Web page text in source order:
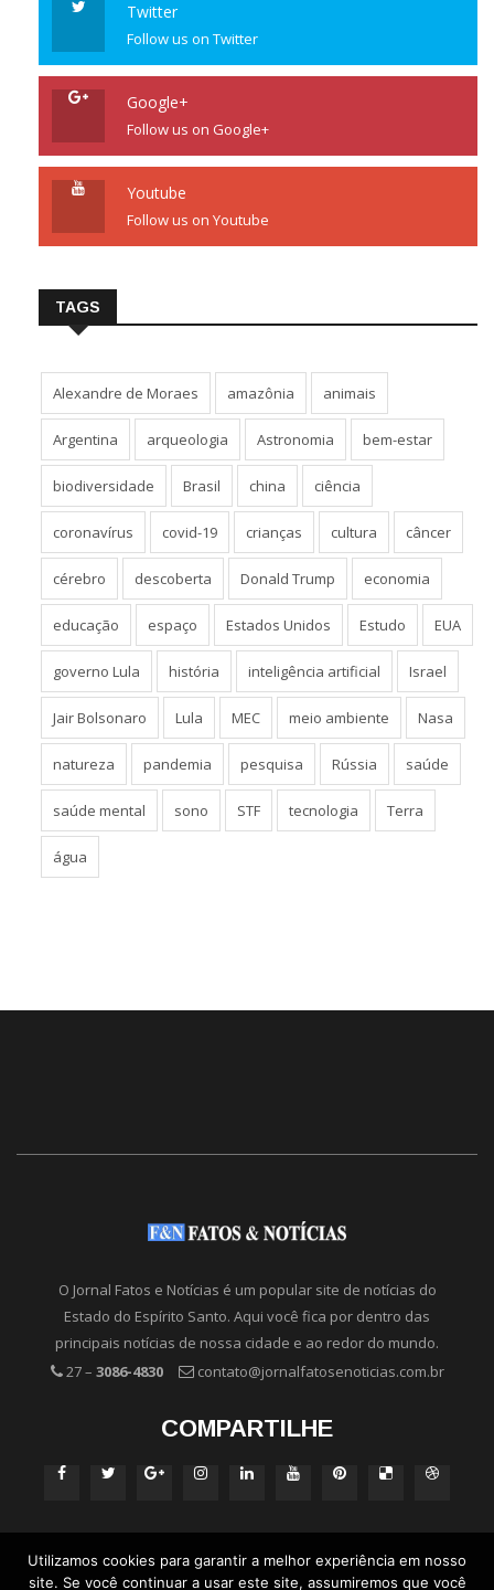
Twitter
Follow us on Twitter
Google+
Follow us on Google+
Youtube
Follow us on Youtube
TAGS
Alexandre de Moraes amazônia animais
Argentina arqueologia Astronomia bem-estar
biodiversidade Brasil china ciência
coronavírus covid-19 crianças cultura câncer
cérebro descoberta Donald Trump economia
educação espaço Estados Unidos Estudo EUA
governo Lula história inteligência artificial Israel
Jair Bolsonaro Lula MEC meio ambiente Nasa
natureza pandemia pesquisa Rússia saúde
saúde mental sono STF tecnologia Terra
água
O Jornal Fatos e Notícias é um popular site de notícias do
Estado do Espírito Santo. Aqui você fica por dentro das
principais notícias de nossa cidade e ao redor do mundo.
27 – 3086-4830 contato@jornalfatosenoticias.com.br
COMPARTILHE
Utilizamos cookies para garantir a melhor experiência em nosso
site. Se você continuar a usar este site, assumiremos que você